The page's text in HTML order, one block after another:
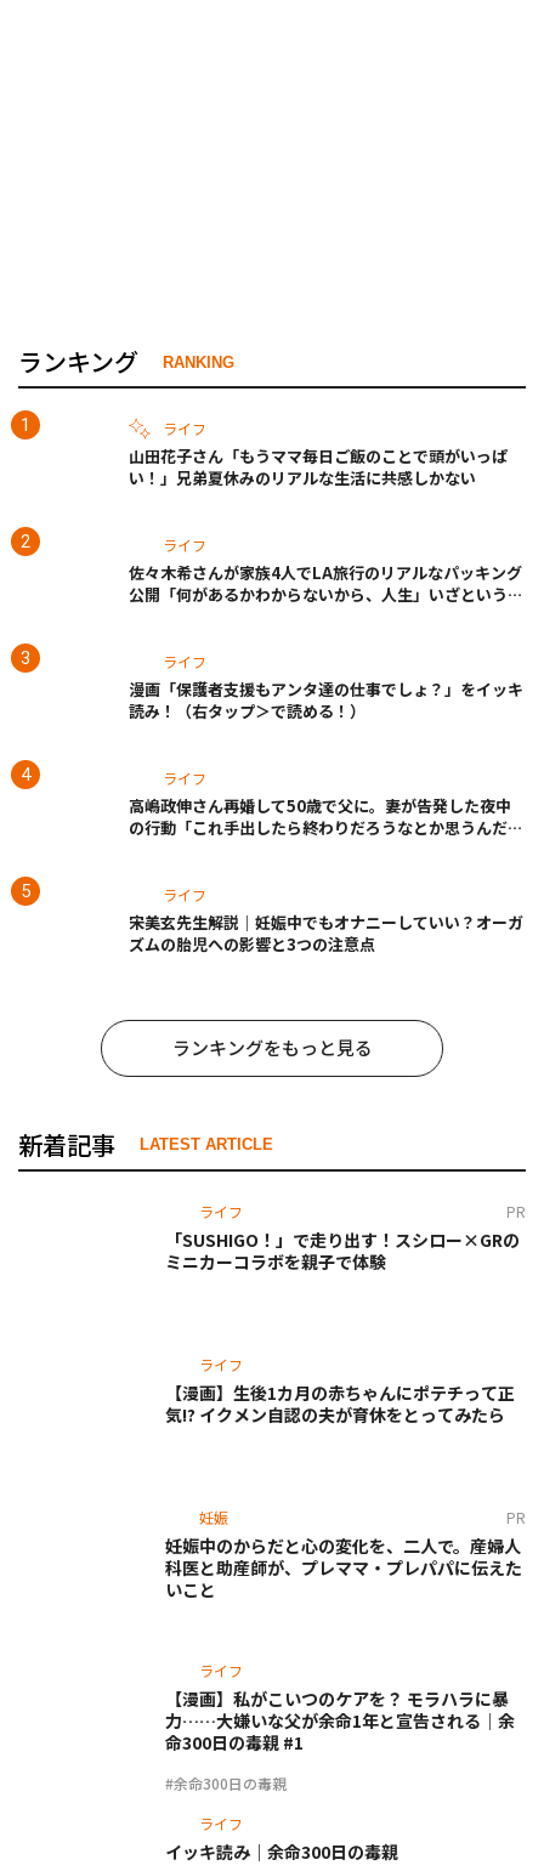
ランキング RANKING
ライフ
山田花子さん「もうママ毎日ご飯のことで頭がいっぱ
い！」兄弟夏休みのリアルな生活に共感しかない
ライフ
佐々木希さんが家族4人でLA旅行のリアルなパッキング
公開「何があるかわからないから、人生」いざというと
ライフ
漫画「保護者支援もアンタ達の仕事でしょ？」をイッキ
読み！（右タップ＞で読める！）
ライフ
高嶋政伸さん再婚して50歳で父に。妻が告発した夜中
の行動「これ手出したら終わりだろうなとか思うんだけ
ライフ
宋美玄先生解説｜妊娠中でもオナニーしていい？オーガ
ズムの胎児への影響と3つの注意点
ランキングをもっと見る
新着記事 LATEST ARTICLE
ライフ PR
「SUSHIGO！」で走り出す！スシロー×GRの
ミニカーコラボを親子で体験
ライフ
【漫画】生後1カ月の赤ちゃんにポテチって正
気!? イクメン自認の夫が育休をとってみたら
妊娠 PR
妊娠中のからだと心の変化を、二人で。産婦人
科医と助産師が、プレママ・プレパパに伝えた
いこと
ライフ
#余命300日の毒親
【漫画】私がこいつのケアを？ モラハラに暴
力……大嫌いな父が余命1年と宣告される｜余
命300日の毒親 #1
ライフ
イッキ読み｜余命300日の毒親